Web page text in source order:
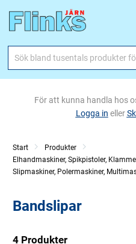
För att kunna handla hos
Logga in eller
Start
Produkter
Elhandmaskiner, Spikpistoler,
Slipmaskiner, Polermaskiner,
Bandslipar
4 Produkter